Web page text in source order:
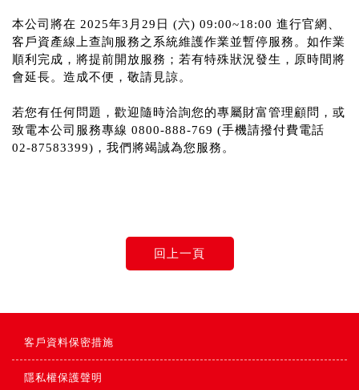
本公司將在 2025年3月29日 (六) 09:00~18:00 進行官網、
客戶資產線上查詢服務之系統維護作業並暫停服務。如作業
順利完成，將提前開放服務；若有特殊狀況發生，原時間將
會延長。造成不便，敬請見諒。
若您有任何問題，歡迎隨時洽詢您的專屬財富管理顧問，或
致電本公司服務專線 0800-888-769 (手機請撥付費電話
02-87583399)，我們將竭誠為您服務。
客戶資料保密措施
隱私權保護聲明
刷新